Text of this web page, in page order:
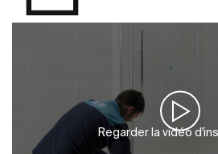
Regarder la vidéo